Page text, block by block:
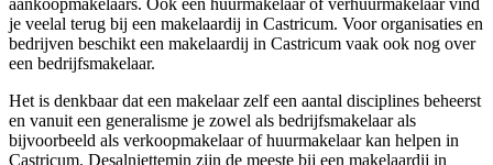
aankoopmakelaars. Ook een huurmakelaar of verhuurmakelaar vind
je veelal terug bij een makelaardij in Castricum. Voor organisaties en
bedrijven beschikt een makelaardij in Castricum vaak ook nog over
een bedrijfsmakelaar.
Het is denkbaar dat een makelaar zelf een aantal disciplines beheerst
en vanuit een generalisme je zowel als bedrijfsmakelaar als
bijvoorbeeld als verkoopmakelaar of huurmakelaar kan helpen in
Castricum. Desalniettemin zijn de meeste bij een makelaardij in